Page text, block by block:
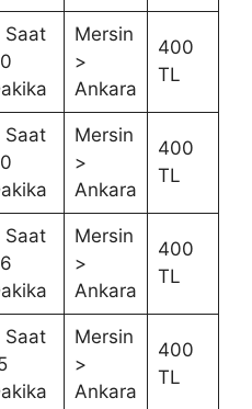
Saat
Mersin
>
Ankara
400
TL
Saat
Mersin
>
Ankara
400
TL
Saat
Mersin
>
Ankara
400
TL
Saat
Mersin
>
Ankara
400
TL